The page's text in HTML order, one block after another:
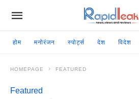
होम मनोरंजन स्पोर्ट्स देश विदेश
HOMEPAGE FEATURED
Featured